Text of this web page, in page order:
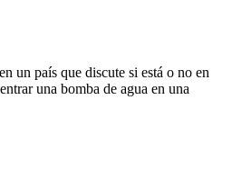
un país que discute si está o no en
una bomba de agua en una